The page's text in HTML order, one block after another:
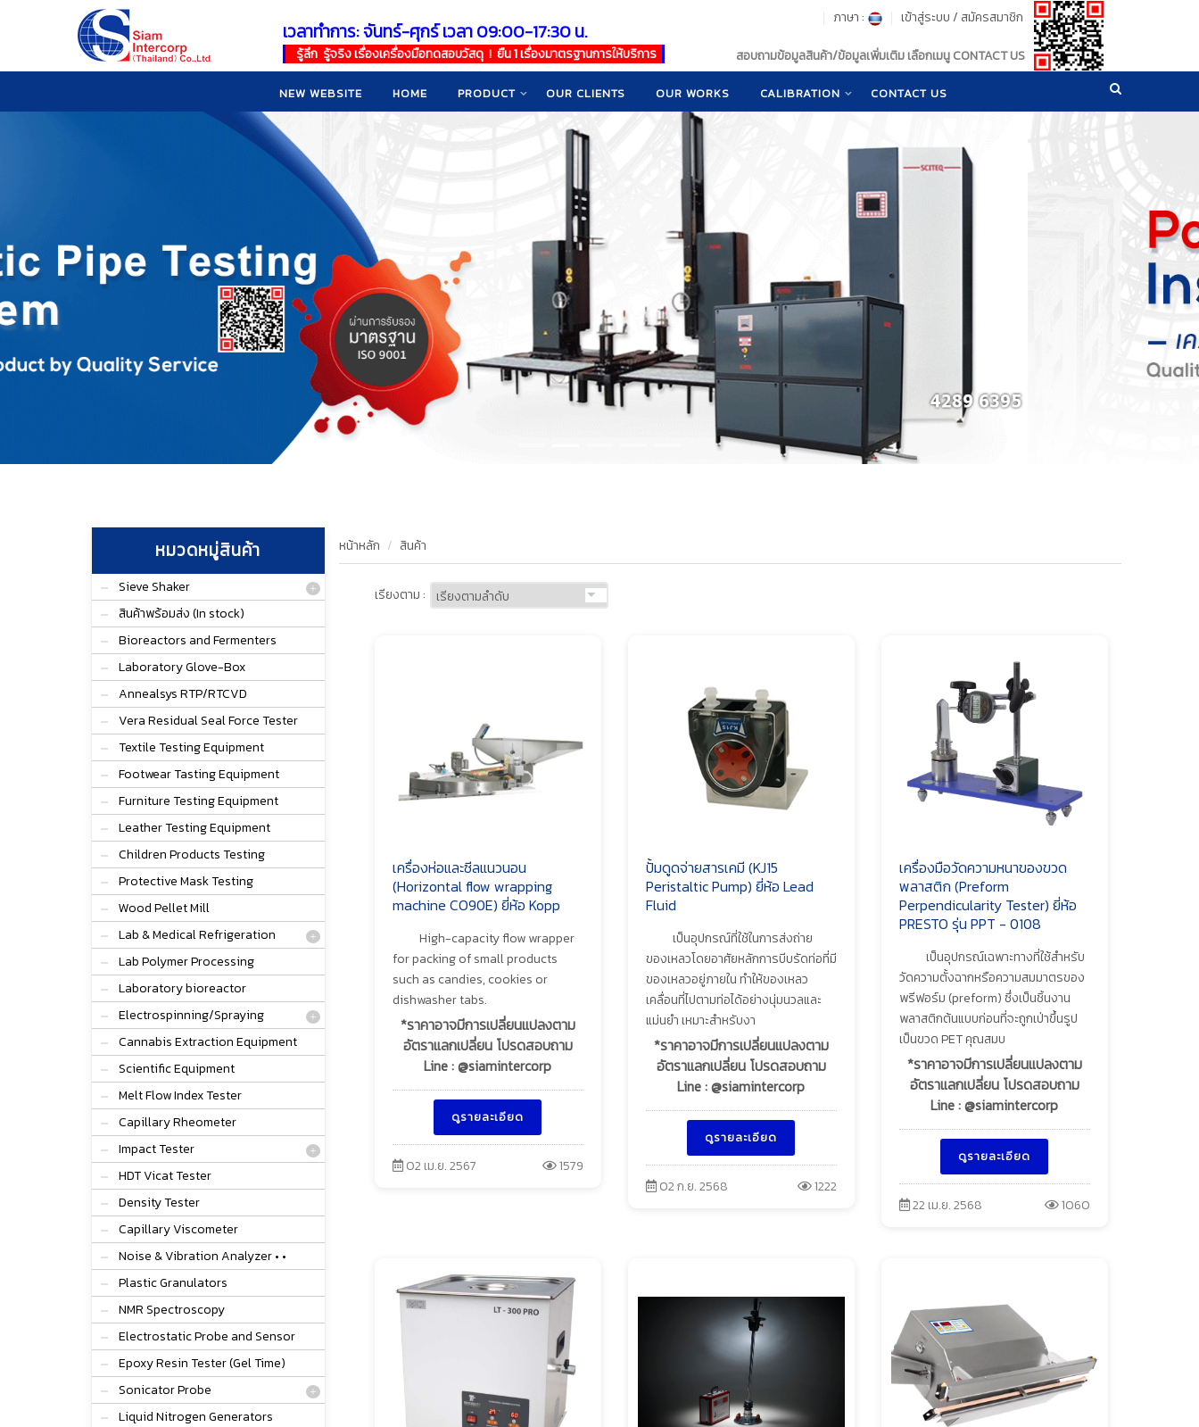
เวลาทำการ: จันทร์-ศุกร์ เวลา 09:00-17:30 น.
รู้ลึก รู้จริง เรื่องเครื่องมือทดสอบวัสดุ ! ยืน 1 เรื่องมาตรฐานการให้บริการ
เข้าสู่ระบบ / สมัครสมาชิก
ภาษา :
สอบถามข้อมูลสินค้า/ข้อมูลเพิ่มเติม เลือกเมนู CONTACT US
NEW WEBSITE HOME PRODUCT OUR CLIENTS OUR WORKS CALIBRATION CONTACT US
หมวดหมู่สินค้า
Sieve Shaker
สินค้าพร้อมส่ง (In stock)
Bioreactors and Fermenters
Laboratory Glove-Box
Annealsys RTP/RTCVD
Vera Residual Seal Force Tester
Textile Testing Equipment
Footwear Tasting Equipment
Furniture Testing Equipment
Leather Testing Equipment
Children Products Testing
Protective Mask Testing
Wood Pellet Mill
Lab & Medical Refrigeration
Lab Polymer Processing
Laboratory bioreactor
Electrospinning/Spraying
Cannabis Extraction Equipment
Scientific Equipment
Melt Flow Index Tester
Capillary Rheometer
Impact Tester
HDT Vicat Tester
Density Tester
Capillary Viscometer
Noise & Vibration Analyzer • •
Plastic Granulators
NMR Spectroscopy
Electrostatic Probe and Sensor
Epoxy Resin Tester (Gel Time)
Sonicator Probe
Liquid Nitrogen Generators
หน้าหลัก สินค้า
เรียงตาม :
เครื่องห่อและซีลแนวนอน
(Horizontal flow wrapping
machine CO90E) ยี่ห้อ Kopp
High-capacity flow wrapper
for packing of small products
such as candies, cookies or
dishwasher tabs.
*ราคาอาจมีการเปลี่ยนแปลงตาม
อัตราแลกเปลี่ยน โปรดสอบถาม
Line : @siamintercorp
ดูรายละเอียด
02 เม.ย. 2567 1579
ปั้มดูดจ่ายสารเคมี (KJ15
Peristaltic Pump) ยี่ห้อ Lead
Fluid
เป็นอุปกรณ์ที่ใช้ในการส่งถ่าย
ของเหลวโดยอาศัยหลักการบีบรัดท่อที่มี
ของเหลวอยู่ภายใน ทำให้ของเหลว
เคลื่อนที่ไปตามท่อได้อย่างนุ่มนวลและ
แม่นยำ เหมาะสำหรับงา
*ราคาอาจมีการเปลี่ยนแปลงตาม
อัตราแลกเปลี่ยน โปรดสอบถาม
Line : @siamintercorp
ดูรายละเอียด
02 ก.ย. 2568 1222
เครื่องมือวัดความหนาของขวด
พลาสติก (Preform
Perpendicularity Tester) ยี่ห้อ
PRESTO รุ่น PPT - 0108
เป็นอุปกรณ์เฉพาะทางที่ใช้สำหรับ
วัดความตั้งฉากหรือความสมมาตรของ
พรีฟอร์ม (preform) ซึ่งเป็นชิ้นงาน
พลาสติกต้นแบบก่อนที่จะถูกเป่าขึ้นรูป
เป็นขวด PET คุณสมบ
*ราคาอาจมีการเปลี่ยนแปลงตาม
อัตราแลกเปลี่ยน โปรดสอบถาม
Line : @siamintercorp
ดูรายละเอียด
22 เม.ย. 2568 1060